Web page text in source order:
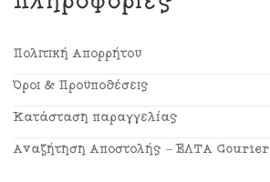
Πολιτική Απορρήτου
Όροι & Προϋποθέσεις
Κατάσταση παραγγελίας
Αναζήτηση Αποστολής – ΕΛΤΑ Courier